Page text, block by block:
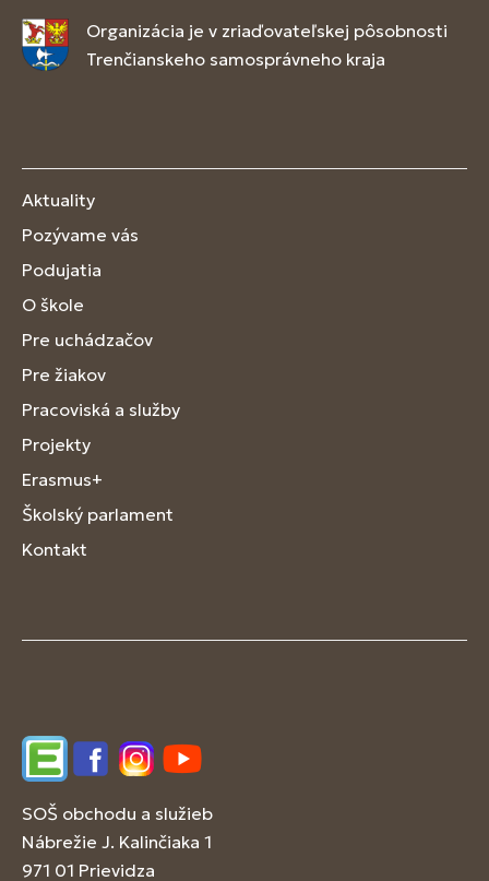
Organizácia je v zriaďovateľskej pôsobnosti
Trenčianskeho samosprávneho kraja
Aktuality
Pozývame vás
Podujatia
O škole
Pre uchádzačov
Pre žiakov
Pracoviská a služby
Projekty
Erasmus+
Školský parlament
Kontakt
EdupageFacebookInstagram
YouTube
SOŠ obchodu a služieb
Nábrežie J. Kalinčiaka 1
971 01 Prievidza